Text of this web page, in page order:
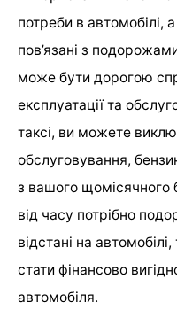
потреби в автомобілі,
пов’язані з
може бути дорогою
експлуатації та
таксі, ви можете
обслуговування,
з вашого
від часу потрібно
відстані на
стати фінансово
автомобіля.